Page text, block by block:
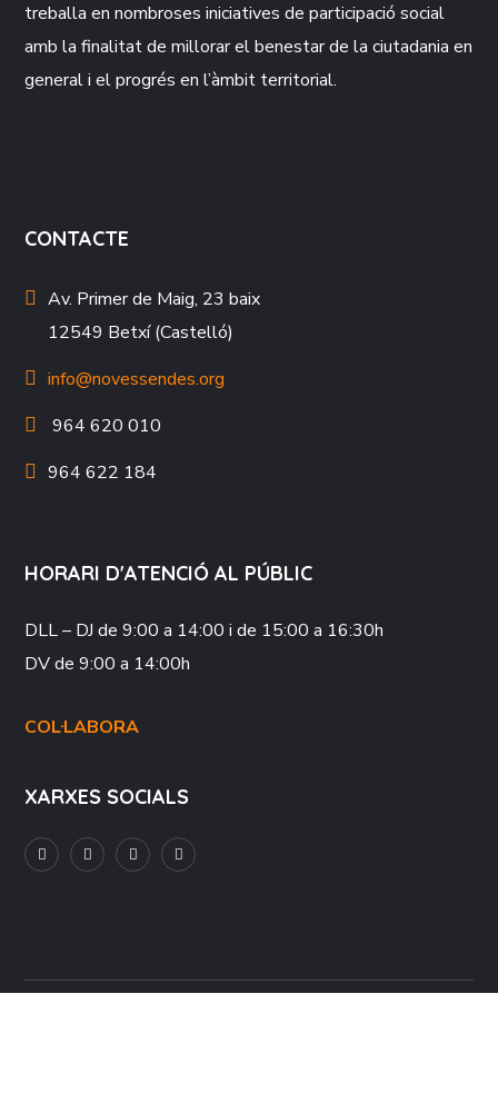
treballa en nombroses iniciatives de participació social
amb la finalitat de millorar el benestar de la ciutadania en
general i el progrés en l’àmbit territorial.
CONTACTE
Av. Primer de Maig, 23 baix
12549 Betxí (Castelló)
info@novessendes.org
964 620 010
964 622 184
HORARI D'ATENCIÓ AL PÚBLIC
DLL – DJde 9:00 a 14:00 i de 15:00 a 16:30h
DVde 9:00 a 14:00h
COL·LABORA
XARXES SOCIALS